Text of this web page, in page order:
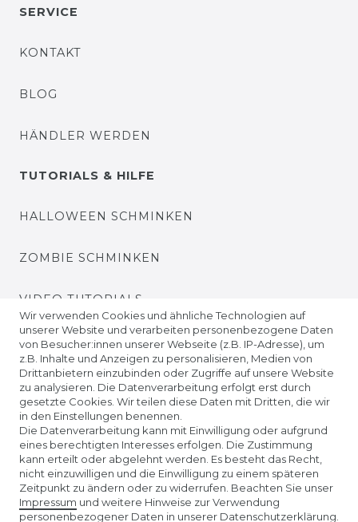
SERVICE
KONTAKT
BLOG
HÄNDLER WERDEN
TUTORIALS & HILFE
HALLOWEEN SCHMINKEN
ZOMBIE SCHMINKEN
VIDEO TUTORIALS
KONTAKTLINSEN EINSETZEN
UNTERNEHMEN
ÜBER UNS
AMAZON STORE
SPIELWARENMESSE NÜRNBERG
Wir verwenden Cookies und ähnliche Technologien auf
unserer Website und verarbeiten personenbezogene Daten
von Besucher:innen unserer Webseite (z.B. IP-Adresse), um
z.B. Inhalte und Anzeigen zu personalisieren, Medien von
Drittanbietern einzubinden oder Zugriffe auf unsere Website
zu analysieren. Die Datenverarbeitung erfolgt erst durch
gesetzte Cookies. Wir teilen diese Daten mit Dritten, die wir
in den Einstellungen benennen.
Die Datenverarbeitung kann mit Einwilligung oder aufgrund
eines berechtigten Interesses erfolgen. Die Zustimmung
kann erteilt oder abgelehnt werden. Es besteht das Recht,
nicht einzuwilligen und die Einwilligung zu einem späteren
Zeitpunkt zu ändern oder zu widerrufen. Beachten Sie unser
Impressum und weitere Hinweise zur Verwendung
personenbezogener Daten in unserer Daten­schutz­erklärung